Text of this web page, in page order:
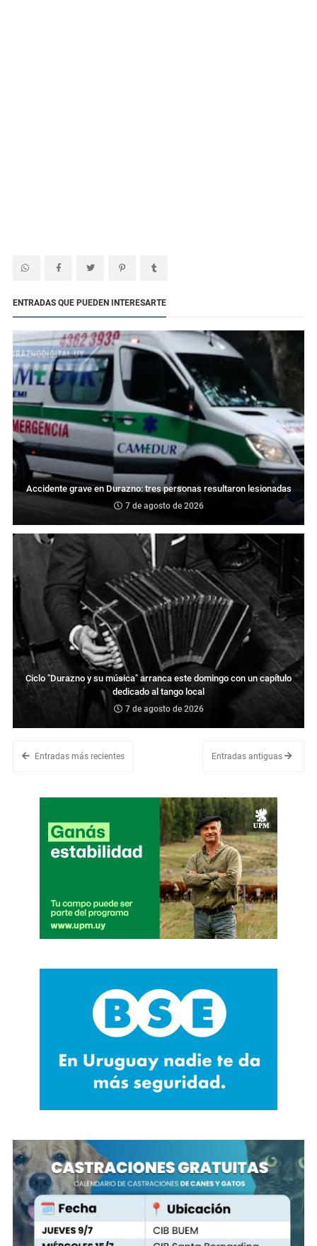
ENTRADAS QUE PUEDEN INTERESARTE
Accidente grave en Durazno: tres personas resultaron lesionadas
7 de agosto de 2026
Ciclo "Durazno y su música" arranca este domingo con un capítulo
dedicado al tango local
7 de agosto de 2026
Entradas más recientes Entradas antiguas